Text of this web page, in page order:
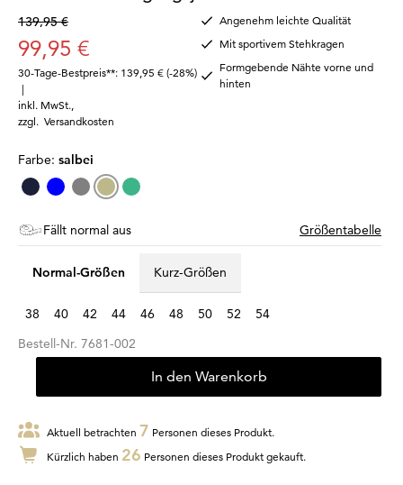
139,95 €
99,95 €
30-Tage-Bestpreis**: 139,95 € (-28%)
|
inkl. MwSt.
zzgl. Versandkosten
Angenehm leichte Qualität
Mit sportivem Stehkragen
Formgebende Nähte vorne und
hinten
Farbe: salbei
Fällt normal aus Größentabelle
Normal-Größen Kurz-Größen
38 40 42 44 46 48 50 52
54
Bestell-Nr. 7681-002
In den Warenkorb
Aktuell betrachten 7 Personen dieses Produkt.
Kürzlich haben 26 Personen dieses Produkt gekauft.